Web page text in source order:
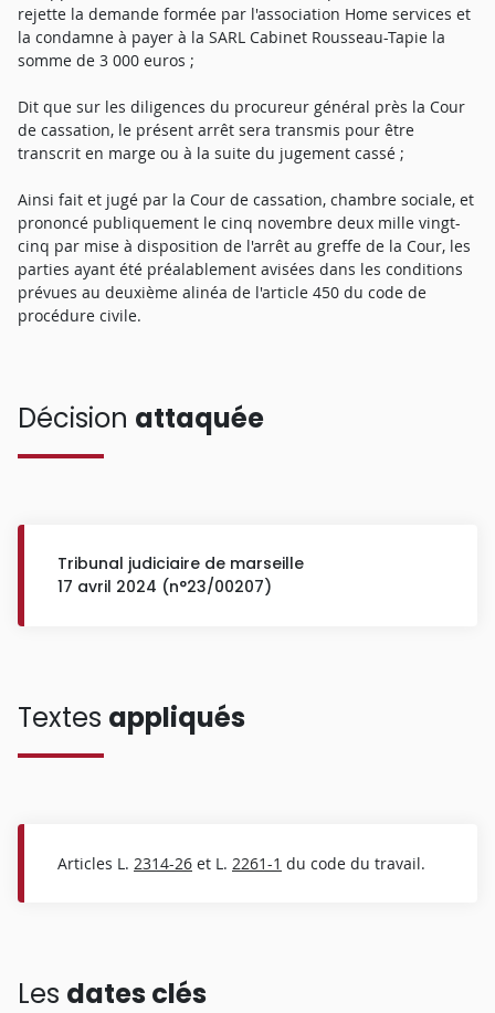
rejette la demande formée par l'association Home services et
la condamne à payer à la SARL Cabinet Rousseau-Tapie la
somme de 3 000 euros ;
Dit que sur les diligences du procureur général près la Cour
de cassation, le présent arrêt sera transmis pour être
transcrit en marge ou à la suite du jugement cassé ;
Ainsi fait et jugé par la Cour de cassation, chambre sociale, et
prononcé publiquement le cinq novembre deux mille vingt-
cinq par mise à disposition de l'arrêt au greffe de la Cour, les
parties ayant été préalablement avisées dans les conditions
prévues au deuxième alinéa de l'article 450 du code de
procédure civile.
Décision attaquée
Tribunal judiciaire de marseille
17 avril 2024 (n°23/00207)
Textes appliqués
Articles L. 2314-26 et L. 2261-1 du code du travail.
Les dates clés